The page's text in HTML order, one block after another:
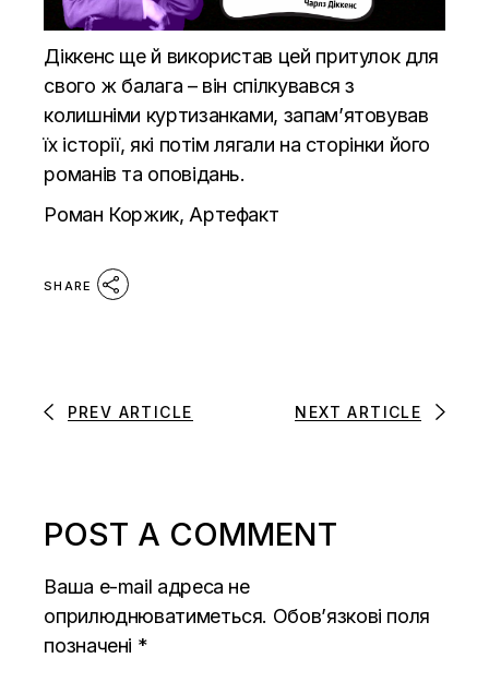
Діккенс ще й використав цей притулок для
свого ж балага – він спілкувався з
колишніми куртизанками, запам’ятовував
їх історії, які потім лягали на сторінки його
романів та оповідань.
Роман Коржик, Артефакт
SHARE
PREV ARTICLE NEXT ARTICLE
POST A COMMENT
Ваша e-mail адреса не
оприлюднюватиметься. Обов’язкові поля
позначені *